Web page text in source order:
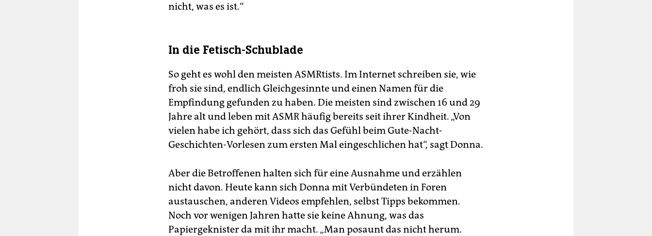
nicht, was es ist.“
In die Fetisch-Schublade
So geht es wohl den meisten ASMRtists. Im Internet schreiben sie, wie
froh sie sind, endlich Gleichgesinnte und einen Namen für die
Empfindung gefunden zu haben. Die meisten sind zwischen 16 und 29
Jahre alt und leben mit ASMR häufig bereits seit ihrer Kindheit. „Von
vielen habe ich gehört, dass sich das Gefühl beim Gute-Nacht-
Geschichten-Vorlesen zum ersten Mal eingeschlichen hat“, sagt Donna.
Aber die Betroffenen halten sich für eine Ausnahme und erzählen
nicht davon. Heute kann sich Donna mit Verbündeten in Foren
austauschen, anderen Videos empfehlen, selbst Tipps bekommen.
Noch vor wenigen Jahren hatte sie keine Ahnung, was das
Papiergeknister da mit ihr macht. „Man posaunt das nicht herum.